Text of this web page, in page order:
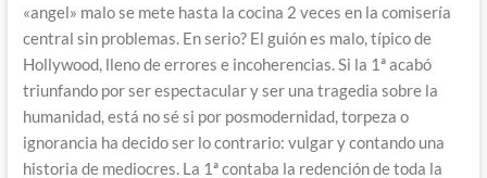
«angel» malo se mete hasta la cocina 2 veces en la comisería
central sin problemas. En serio? El guión es malo, típico de
Hollywood, lleno de errores e incoherencias. Si la 1ª acabó
triunfando por ser espectacular y ser una tragedia sobre la
humanidad, está no sé si por posmodernidad, torpeza o
ignorancia ha decido ser lo contrario: vulgar y contando una
historia de mediocres. La 1ª contaba la redención de toda la